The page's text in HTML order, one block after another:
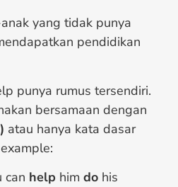
yang tidak punya
pendidikan
punya rumus tersendiri.
bersamaan dengan
atau hanya kata dasar
can help him do his